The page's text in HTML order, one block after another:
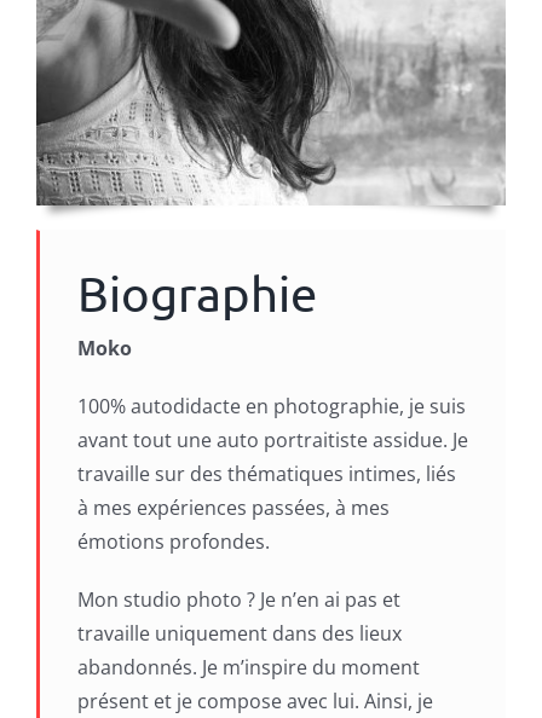
Biographie
Moko
100% autodidacte en photographie, je suis
avant tout une auto portraitiste assidue. Je
travaille sur des thématiques intimes, liés
à mes expériences passées, à mes
émotions profondes.
Mon studio photo ? Je n’en ai pas et
travaille uniquement dans des lieux
abandonnés. Je m’inspire du moment
présent et je compose avec lui. Ainsi, je